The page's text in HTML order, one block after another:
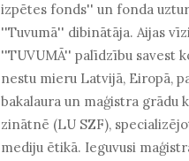
izpētes fonds'' un fonda
''Tuvumā'' dibinātāja. Aijas
''TUVUMĀ'' palīdzību savest
nestu mieru Latvijā, Eiropā,
bakalaura un maģistra grādu
zinātnē (LU SZF),
mediju ētikā. Ieguvusi